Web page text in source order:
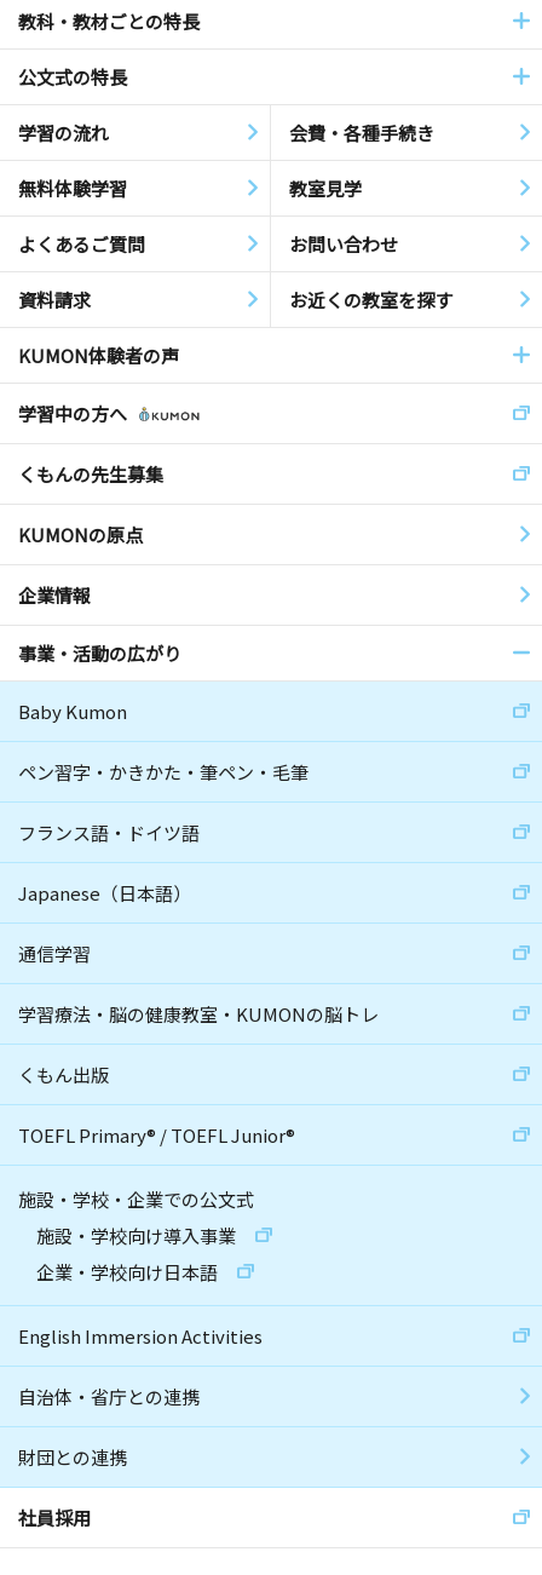
教科・教材ごとの特長
公文式の特長
学習の流れ 会費・各種手続き
無料体験学習 教室見学
よくあるご質問 お問い合わせ
資料請求 お近くの教室を探す
KUMON体験者の声
学習中の方へ
くもんの先生募集
KUMONの原点
企業情報
事業・活動の広がり
Baby Kumon
ペン習字・かきかた・筆ペン・毛筆
フランス語・ドイツ語
Japanese（日本語）
通信学習
学習療法・脳の健康教室・KUMONの脳トレ
くもん出版
TOEFL Primary® /TOEFL Junior®
施設・学校・企業での公文式
施設・学校向け導入事業
企業・学校向け日本語
English Immersion Activities
自治体・省庁との連携
財団との連携
社員採用